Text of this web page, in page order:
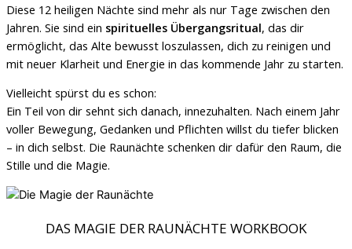
Diese 12 heiligen Nächte sind mehr als nur Tage zwischen den
Jahren. Sie sind ein spirituelles Übergangsritual, das dir
ermöglicht, das Alte bewusst loszulassen, dich zu reinigen und
mit neuer Klarheit und Energie in das kommende Jahr zu starten.
Vielleicht spürst du es schon:
Ein Teil von dir sehnt sich danach, innezuhalten. Nach einem Jahr
voller Bewegung, Gedanken und Pflichten willst du tiefer blicken
– in dich selbst. Die Raunächte schenken dir dafür den Raum, die
Stille und die Magie.
DAS MAGIE DER RAUNÄCHTE WORKBOOK